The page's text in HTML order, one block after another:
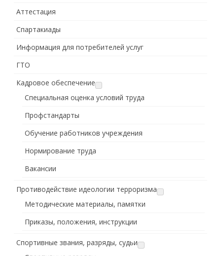
Аттестация
Спартакиады
Информация для потребителей услуг
ГТО
Кадровое обеспечение
Специальная оценка условий труда
Профстандарты
Обучение работников учреждения
Нормирование труда
Вакансии
Противодействие идеологии терроризма
Методические материалы, памятки
Приказы, положения, инструкции
Спортивные звания, разряды, судьи